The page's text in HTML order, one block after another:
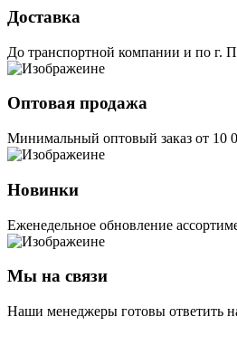
Доставка
До транспортной компании и по г.
Оптовая продажа
Минимальный оптовый заказ от 10
Новинки
Еженедельное обновление
Мы на связи
Наши менеджеры готовы ответить